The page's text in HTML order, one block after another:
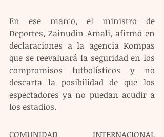
En ese marco, el ministro de
Deportes, Zainudin Amali, afirmó en
declaraciones a la agencia Kompas
que se reevaluará la seguridad en los
compromisos futbolísticos y no
descarta la posibilidad de que los
espectadores ya no puedan acudir a
los estadios.
COMUNIDAD INTERNACIONAL